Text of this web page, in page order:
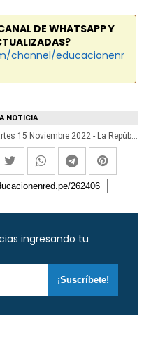
DE WHATSAPP Y
channel/educacionenr
NOTICIA
Carlincaturas Martes 15 Noviembre 2022 - La República
ingresando tu